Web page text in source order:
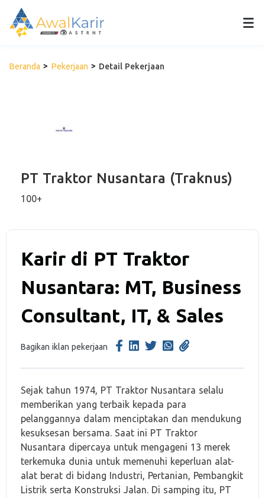
Beranda Pekerjaan Detail Pekerjaan
PT Traktor Nusantara (Traknus)
100+
Karir di PT Traktor
Nusantara: MT, Business
Consultant, IT, & Sales
Bagikan iklan pekerjaan
Sejak tahun 1974, PT Traktor Nusantara selalu
memberikan yang terbaik kepada para
pelanggannya dalam menciptakan dan mendukung
kesuksesan bersama. Saat ini PT Traktor
Nusantara dipercaya untuk mengageni 13 merek
terkemuka dunia untuk memenuhi keperluan alat-
alat berat di bidang Industri, Pertanian, Pembangkit
Listrik serta Konstruksi Jalan. Di samping itu, PT